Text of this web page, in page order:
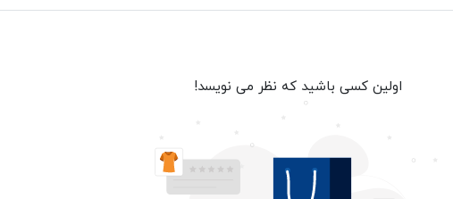
اولین کسی باشید که نظر می نویسد!